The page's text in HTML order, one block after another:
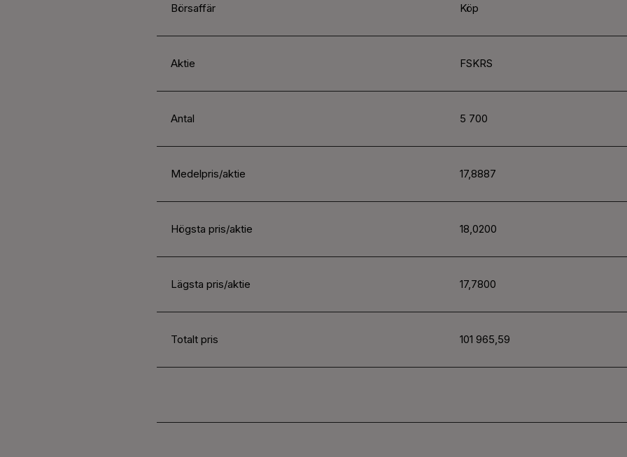
Börsaffär Köp
Aktie FSKRS
Antal 5 700
Medelpris/aktie 17,8887
Högsta pris/aktie 18,0200
Lägsta pris/aktie 17,7800
Totalt pris 101 965,59